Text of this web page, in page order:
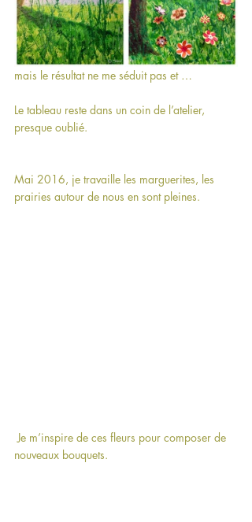
mais le résultat ne me séduit pas et …
Le tableau reste dans un coin de l’atelier,
presque oublié.
Mai 2016, je travaille les marguerites, les
prairies autour de nous en sont pleines.
Je m’inspire de ces fleurs pour composer de
nouveaux bouquets.